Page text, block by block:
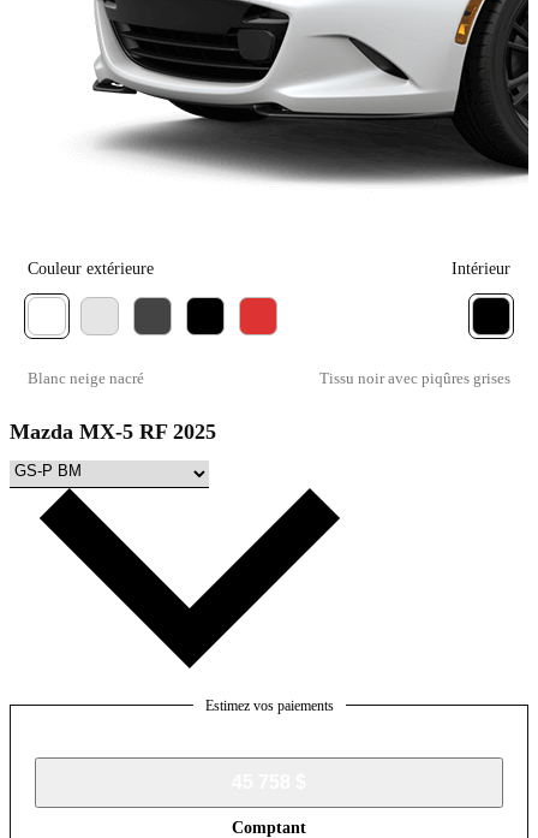
Couleur extérieure
Blanc neige nacré
Intérieur
Tissu noir avec piqûres grises
Mazda MX-5 RF 2025
Estimez vos paiements
Comptant